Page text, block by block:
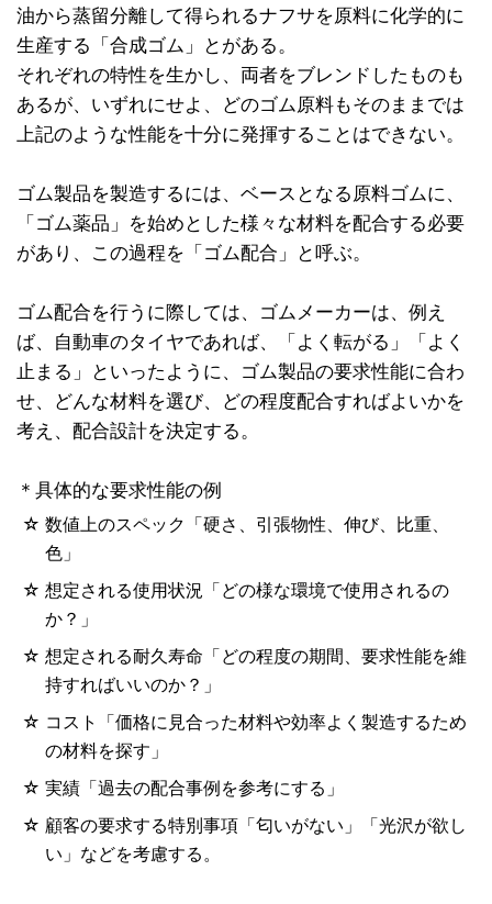
油から蒸留分離して得られるナフサを原料に化学的に
生産する「合成ゴム」とがある。
それぞれの特性を生かし、両者をブレンドしたものも
あるが、いずれにせよ、どのゴム原料もそのままでは
上記のような性能を十分に発揮することはできない。
ゴム製品を製造するには、ベースとなる原料ゴムに、
「ゴム薬品」を始めとした様々な材料を配合する必要
があり、この過程を「ゴム配合」と呼ぶ。
ゴム配合を行うに際しては、ゴムメーカーは、例え
ば、自動車のタイヤであれば、「よく転がる」「よく
止まる」といったように、ゴム製品の要求性能に合わ
せ、どんな材料を選び、どの程度配合すればよいかを
考え、配合設計を決定する。
＊具体的な要求性能の例
☆ 数値上のスペック「硬さ、引張物性、伸び、比重、
色」
☆ 想定される使用状況「どの様な環境で使用されるの
か？」
☆ 想定される耐久寿命「どの程度の期間、要求性能を維
持すればいいのか？」
☆ コスト「価格に見合った材料や効率よく製造するため
の材料を探す」
☆ 実績「過去の配合事例を参考にする」
☆ 顧客の要求する特別事項「匂いがない」「光沢が欲し
い」などを考慮する。